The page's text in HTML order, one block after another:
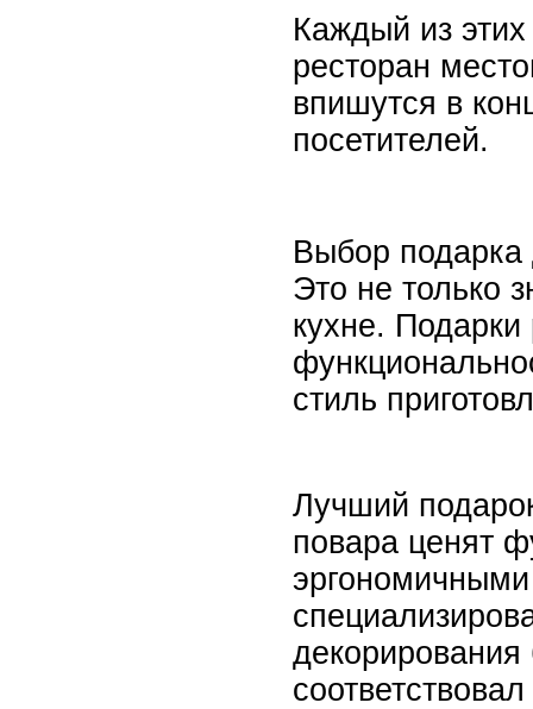
Каждый из
ресторан
впишутся в
посетителей.
Выбор подарка
Это не только
кухне.
стиль
Лучший
повара ценят